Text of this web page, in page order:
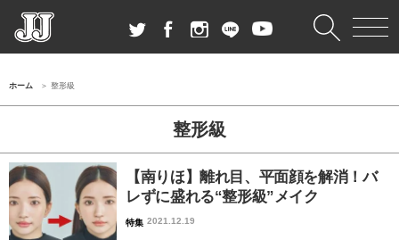
ホーム 整形級
整形級
【南りほ】離れ目、平面顔を解消！バ
レずに盛れる“整形級”メイク
特集 2021.12.19